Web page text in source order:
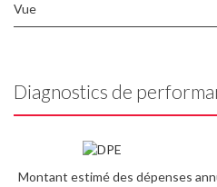
Vue
Diagnostics de
Montant estimé des dépenses